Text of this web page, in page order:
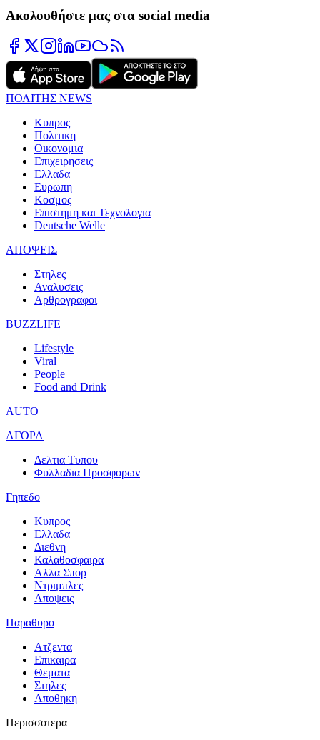
Ακολουθήστε μας στα social media
ΠΟΛΙΤΗΣ NEWS
Κυπρος
Πολιτικη
Οικονομια
Επιχειρησεις
Ελλαδα
Ευρωπη
Κοσμος
Επιστημη και Τεχνολογια
Deutsche Welle
ΑΠΟΨΕΙΣ
Στηλες
Αναλυσεις
Αρθρογραφοι
BUZZLIFE
Lifestyle
Viral
People
Food and Drink
AUTO
ΑΓΟΡΑ
Δελτια Τυπου
Φυλλαδια Προσφορων
Γηπεδο
Κυπρος
Ελλαδα
Διεθνη
Καλαθοσφαιρα
Αλλα Σπορ
Ντριμπλες
Αποψεις
Παραθυρο
Ατζεντα
Επικαιρα
Θεματα
Στηλες
Αποθηκη
Περισσοτερα